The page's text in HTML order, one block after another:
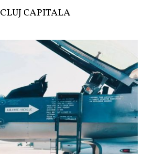
CLUJ CAPITALA